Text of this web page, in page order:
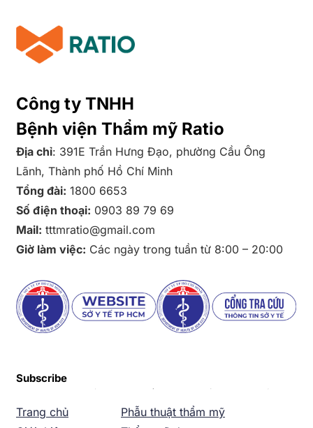
Công ty TNHH
Bệnh viện Thẩm mỹ Ratio
Địa chỉ: 391E Trần Hưng Đạo, phường Cầu Ông
Lãnh, Thành phố Hồ Chí Minh
Tổng đài: 1800 6653
Số điện thoại: 0903 89 79 69
Mail: tttmratio@gmail.com
Giờ làm việc: Các ngày trong tuần từ 8:00 – 20:00
Subscribe
Trang chủ
Phẫu thuật thẩm mỹ